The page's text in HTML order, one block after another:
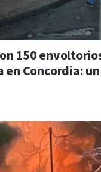
150
Concordia: